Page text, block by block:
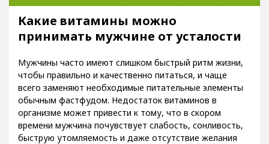
Какие витамины можно
принимать мужчине от усталости
Мужчины часто имеют слишком быстрый ритм жизни,
чтобы правильно и качественно питаться, и чаще
всего заменяют необходимые питательные элементы
обычным фастфудом. Недостаток витаминов в
организме может привести к тому, что в скором
времени мужчина почувствует слабость, сонливость,
быструю утомляемость и даже отсутствие желания